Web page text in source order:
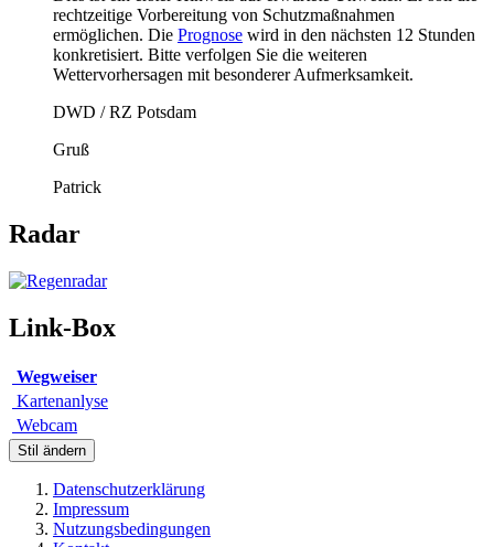
rechtzeitige Vorbereitung von Schutzmaßnahmen
ermöglichen. Die Prognose wird in den nächsten 12 Stunden
konkretisiert. Bitte verfolgen Sie die weiteren
Wettervorhersagen mit besonderer Aufmerksamkeit.
DWD / RZ Potsdam
Gruß
Patrick
Radar
Link-Box
Wegweiser
Kartenanlyse
Webcam
Stil ändern
Datenschutzerklärung
Impressum
Nutzungsbedingungen